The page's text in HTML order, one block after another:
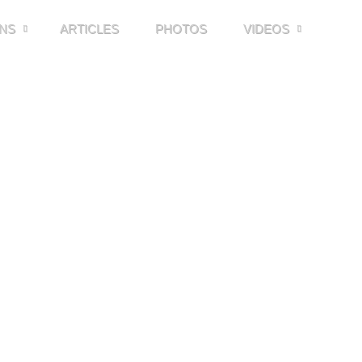
ARTICLES PHOTOS VIDEOS